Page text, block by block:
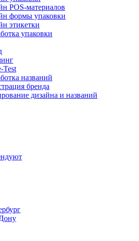
POS-материалов
формы упаковки
этикетки
упаковки
Test
названий
бренда
дизайна и названий